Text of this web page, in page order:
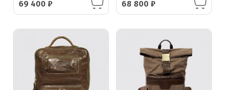
69 400₽ 68 800 ₽